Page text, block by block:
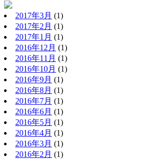
2017年3月 (1)
2017年2月 (1)
2017年1月 (1)
2016年12月 (1)
2016年11月 (1)
2016年10月 (1)
2016年9月 (1)
2016年8月 (1)
2016年7月 (1)
2016年6月 (1)
2016年5月 (1)
2016年4月 (1)
2016年3月 (1)
2016年2月 (1)